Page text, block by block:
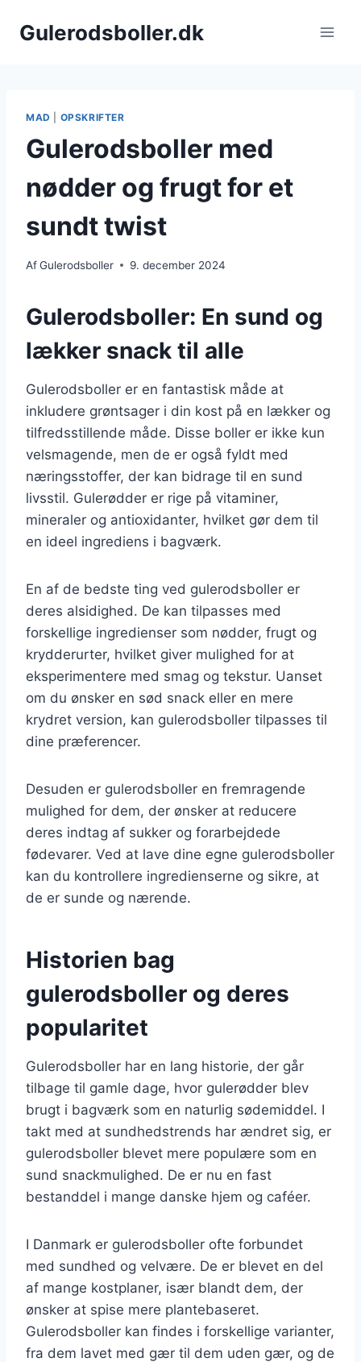
Gulerodsboller.dk
MAD OPSKRIFTER
Gulerodsboller med
nødder og frugt for et
sundt twist
AfGulerodsboller 9. december 2024
Gulerodsboller: En sund og
lækker snack til alle
Gulerodsboller er en fantastisk måde at
inkludere grøntsager i din kost på en lækker og
tilfredsstillende måde. Disse boller er ikke kun
velsmagende, men de er også fyldt med
næringsstoffer, der kan bidrage til en sund
livsstil. Gulerødder er rige på vitaminer,
mineraler og antioxidanter, hvilket gør dem til
en ideel ingrediens i bagværk.
En af de bedste ting ved gulerodsboller er
deres alsidighed. De kan tilpasses med
forskellige ingredienser som nødder, frugt og
krydderurter, hvilket giver mulighed for at
eksperimentere med smag og tekstur. Uanset
om du ønsker en sød snack eller en mere
krydret version, kan gulerodsboller tilpasses til
dine præferencer.
Desuden er gulerodsboller en fremragende
mulighed for dem, der ønsker at reducere
deres indtag af sukker og forarbejdede
fødevarer. Ved at lave dine egne gulerodsboller
kan du kontrollere ingredienserne og sikre, at
de er sunde og nærende.
Historien bag
gulerodsboller og deres
popularitet
Gulerodsboller har en lang historie, der går
tilbage til gamle dage, hvor gulerødder blev
brugt i bagværk som en naturlig sødemiddel. I
takt med at sundhedstrends har ændret sig, er
gulerodsboller blevet mere populære som en
sund snackmulighed. De er nu en fast
bestanddel i mange danske hjem og caféer.
I Danmark er gulerodsboller ofte forbundet
med sundhed og velvære. De er blevet en del
af mange kostplaner, især blandt dem, der
ønsker at spise mere plantebaseret.
Gulerodsboller kan findes i forskellige varianter,
fra dem lavet med gær til dem uden gær, og de